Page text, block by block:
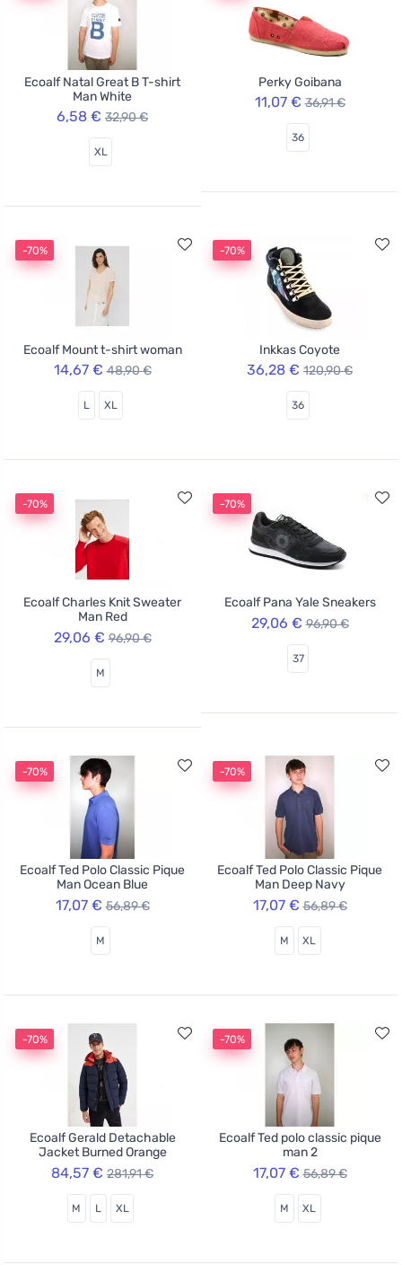
Ecoalf Natal Great B T-shirt
Man White
6,58 € 32,90 €
XL
Perky Goibana
11,07 € 36,91 €
36
-70%
Ecoalf Mount t-shirt woman
14,67 € 48,90 €
L XL
-70%
Inkkas Coyote
36,28 € 120,90 €
36
-70%
Ecoalf Charles Knit Sweater
Man Red
29,06 € 96,90 €
M
-70%
Ecoalf Pana Yale Sneakers
29,06 € 96,90 €
37
-70%
Ecoalf Ted Polo Classic Pique
Man Ocean Blue
17,07 € 56,89 €
M
-70%
Ecoalf Ted Polo Classic Pique
Man Deep Navy
17,07 € 56,89 €
M XL
-70%
Ecoalf Gerald Detachable
Jacket Burned Orange
84,57 € 281,91 €
M L XL
-70%
Ecoalf Ted polo classic pique
man 2
17,07 € 56,89 €
M XL